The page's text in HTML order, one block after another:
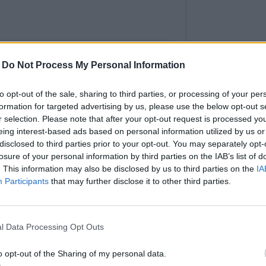
Do Not Process My Personal Information
opt-out of the sale, sharing to third parties, or processing of your
for targeted advertising by us, please use the below opt-out
selection. Please note that after your opt-out request is processed
interest-based ads based on personal information utilized by us
to third parties prior to your opt-out. You may separately
of your personal information by third parties on the IAB’s list of
This information may also be disclosed by us to third parties on the
Participants that may further disclose it to other third parties.
Data Processing Opt Outs
opt-out of the Sharing of my personal data.
colis avant Noël
se font de plus en plus
le risque de voir ses données bancaires
mains.
à peu de frais
l’hiver seront ravis par cette astuce géniale.
autant se geler les doigts.